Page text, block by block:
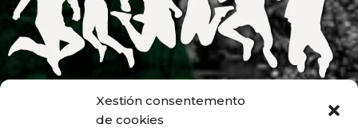
Xestión consentemento
de cookies